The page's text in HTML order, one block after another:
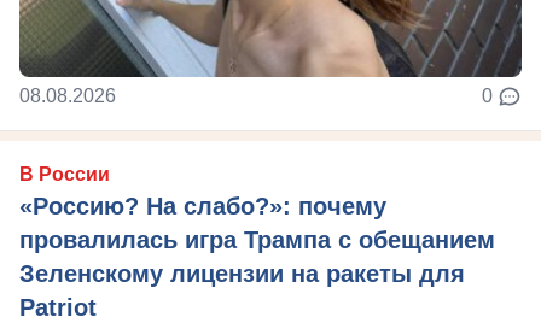
08.08.2026 0
В России
«Россию? На слабо?»: почему
провалилась игра Трампа с обещанием
Зеленскому лицензии на ракеты для
Patriot